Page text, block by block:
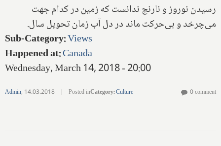
رسيدن نوروز و نارنج ندانست كه زمين در كدام جهت
مى‌چرخد و بى‌حركت ماند در دل آب زمان تحويل سال.
Sub-Category:Views
Happened at:Canada
Wednesday, March 14, 2018 - 20:00
Admin, 14.03.2018 | Posted inCategory:Culture 0 comment